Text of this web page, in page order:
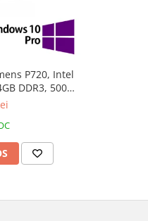
P720, Intel
DDR3, 500GB
10 Pro